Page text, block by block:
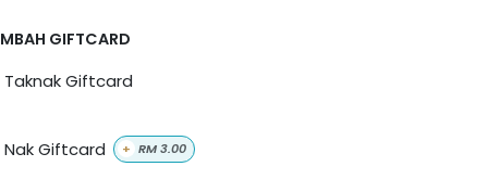
GIFTCARD
Taknak Giftcard
Nak Giftcard + RM3.00